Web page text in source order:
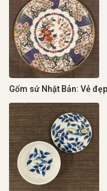
Gốm sứ Nhật Bản: Vẻ